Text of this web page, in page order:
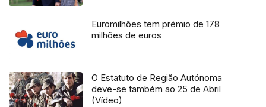
Euromilhões tem prémio de 178
milhões de euros
O Estatuto de Região Autónoma
deve-se também ao 25 de Abril
(Vídeo)